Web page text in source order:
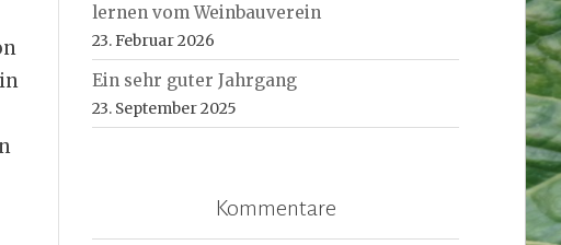
lernen vom Weinbauverein
23. Februar 2026
Ein sehr guter Jahrgang
23. September 2025
Kommentare